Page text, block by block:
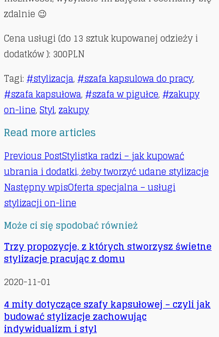
zdalnie 😉
Cena usługi (do 13 sztuk kupowanej odzieży i
dodatków ): 300PLN
Tagi:#stylizacja,#szafa kapsulowa do pracy,
#szafa kapsułowa,#szafa w pigułce,#zakupy
on-line,Styl,zakupy
Read more articles
Previous PostStylistka radzi – jak kupować
ubrania i dodatki, żeby tworzyć udane stylizacje
Następny wpisOferta specjalna – usługi
stylizacji on-line
Może ci się spodobać również
Trzy propozycje, z których stworzysz świetne
stylizacje pracując z domu
2020-11-01
4 mity dotyczące szafy kapsułowej – czyli jak
budować stylizacje zachowując
indywidualizm i styl